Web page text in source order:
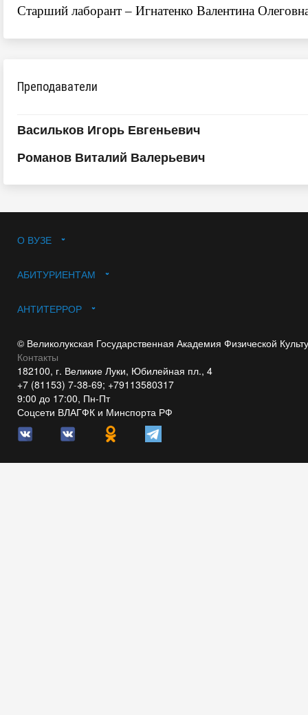
Старший лаборант – Игнатенко Валентина
Преподаватели
Васильков Игорь Евгеньевич
Романов Виталий Валерьевич
О ВУЗЕ
АБИТУРИЕНТАМ
АНТИТЕРРОР
© Великолукская Государственная Академия Физической
Контакты
182100, г. Великие Луки, Юбилейная пл., 4
+7 (81153) 7-38-69; +79113580317
9:00 до 17:00, Пн-Пт
Соцсети ВЛАГФК и Минспорта РФ